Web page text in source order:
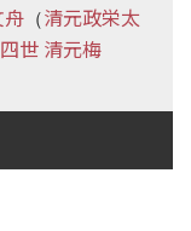
舟 （清元政栄太
四世 清元梅